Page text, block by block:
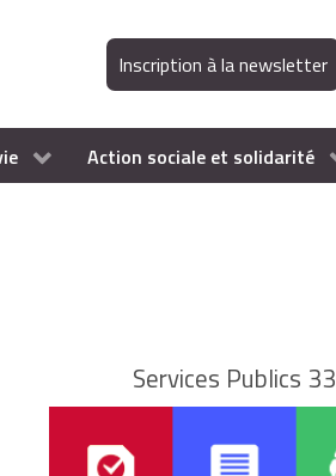
Inscription à la newsletter
Action sociale et solidarité
Services Publics 33